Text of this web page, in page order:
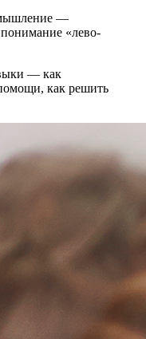
мышление —
«лево-
— как
как решить